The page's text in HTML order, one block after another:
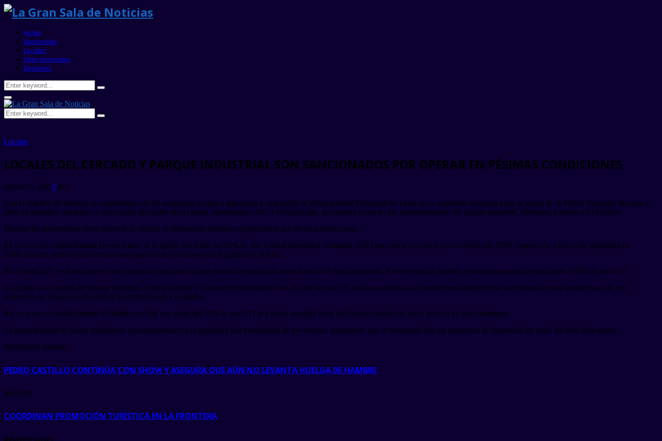
Home
Nacionales
Locales
Internacionales
Deportes
Search
for:
Search
Primary
Menu
Search
for:
Search
Locales
LOCALES DEL CERCADO Y PARQUE INDUSTRIAL SON SANCIONADOS POR OPERAR EN PÉSIMAS CONDICIONES
marzo 16, 20250463
Con el objetivo de verificar el cumplimiento de las normativas locales y garantizar la seguridad, la Municipalidad Provincial de Tacna en un operativo integrado junto al apoyo de la Policía Nacional, llevaron a
cabo un operativo integrado en dos locales del centro de la ciudad, denominados 24/7 y Despechadas, así también como en tres establecimientos del parque industrial, Milenium, Embasy y El Padrino.
Durante las inspecciones en el centro de la ciudad, se impusieron sanciones significativas por diversas infracciones.
En el caso del establecimiento Despechadas, se le aplicó una multa del 50% de una Unidad Impositiva Tributaria (UIT) por operar sin contar con el certificado ITSE (Inspección Técnica de Seguridad en
Edificaciones), requisito fundamental para garantizar condiciones de seguridad en el local.
En el local 24/7, se detectó que el giro comercial era distinto al que motivó la expedición de su licencia de funcionamiento. Por este motivo, también se impuso una multa equivalente al 50% de una UIT.
En cuanto a los locales del parque industrial, el local Embasy y Éxtasis fueron multados con el 10% de una UIT cada uno debido a las condiciones antihigiénicas encontradas en sus instalaciones, lo que
representa un riesgo para la salud de los trabajadores y visitantes.
Por su parte, el establecimiento El Padrino recibió una multa del 50% de una UIT por haber atendido fuera del horario establecido en su licencia de funcionamiento.
La municipalidad de Tacna reafirmaron su compromiso con la seguridad y la tranquilidad de los vecinos, asegurando que se continuará con los operativos de inspección en todas las áreas industriales.
Publicación anterior
PEDRO CASTILLO CONTINÚA CON SHOW Y ASEGURA QUE AÚN NO LEVANTA HUELGA DE HAMBRE
next post
COORDINAN PROMOCIÓN TURÍSTICA EN LA FRONTERA
Related posts